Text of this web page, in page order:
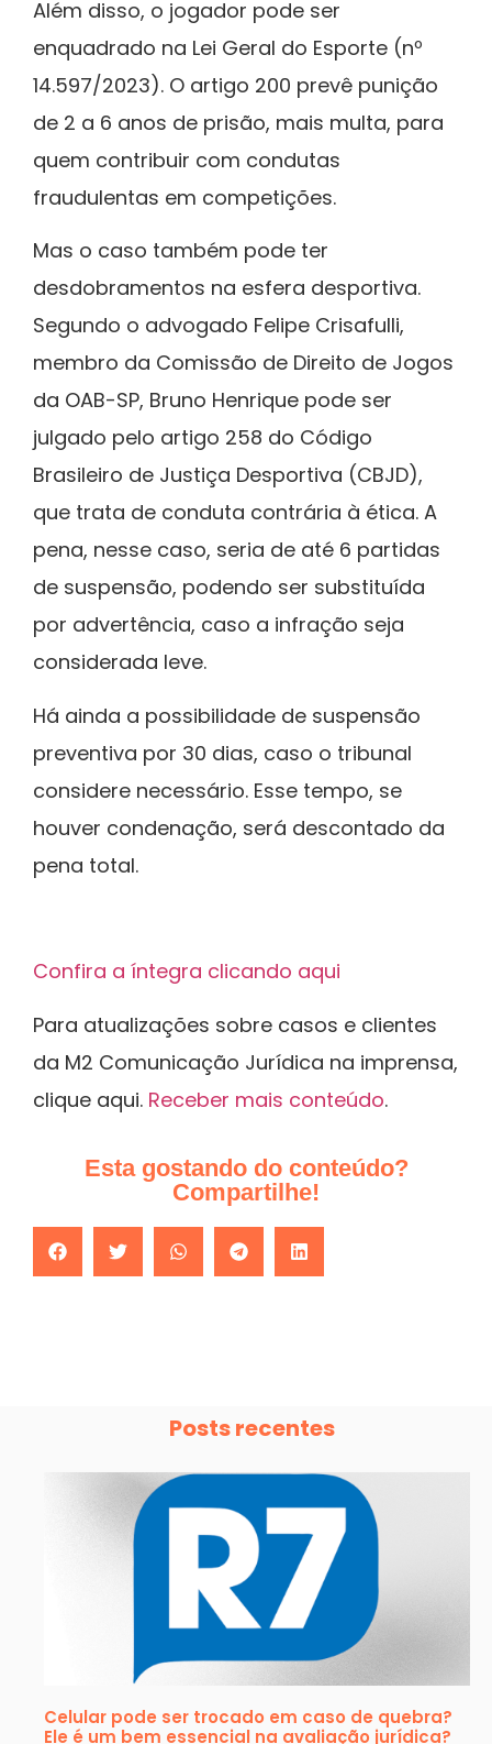
Além disso, o jogador pode ser
enquadrado na Lei Geral do Esporte (nº
14.597/2023). O artigo 200 prevê punição
de 2 a 6 anos de prisão, mais multa, para
quem contribuir com condutas
fraudulentas em competições.
Mas o caso também pode ter
desdobramentos na esfera desportiva.
Segundo o advogado Felipe Crisafulli,
membro da Comissão de Direito de Jogos
da OAB-SP, Bruno Henrique pode ser
julgado pelo artigo 258 do Código
Brasileiro de Justiça Desportiva (CBJD),
que trata de conduta contrária à ética. A
pena, nesse caso, seria de até 6 partidas
de suspensão, podendo ser substituída
por advertência, caso a infração seja
considerada leve.
Há ainda a possibilidade de suspensão
preventiva por 30 dias, caso o tribunal
considere necessário. Esse tempo, se
houver condenação, será descontado da
pena total.
Confira a íntegra clicando aqui
Para atualizações sobre casos e clientes
da M2 Comunicação Jurídica na imprensa,
clique aqui. Receber mais conteúdo.
Esta gostando do conteúdo?
Compartilhe!
Posts recentes
Celular pode ser trocado em caso de quebra?
Ele é um bem essencial na avaliação jurídica?